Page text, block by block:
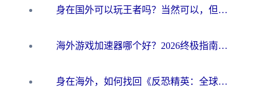
身在国外可以玩王者吗？当然可以，但你需要这份“加速”指南
海外游戏加速器哪个好？2026终极指南帮你畅玩国服+解决卡顿难题
身在海外，如何找回《反恐精英：全球攻势》国服的丝滑手感？一份给你的终极指南